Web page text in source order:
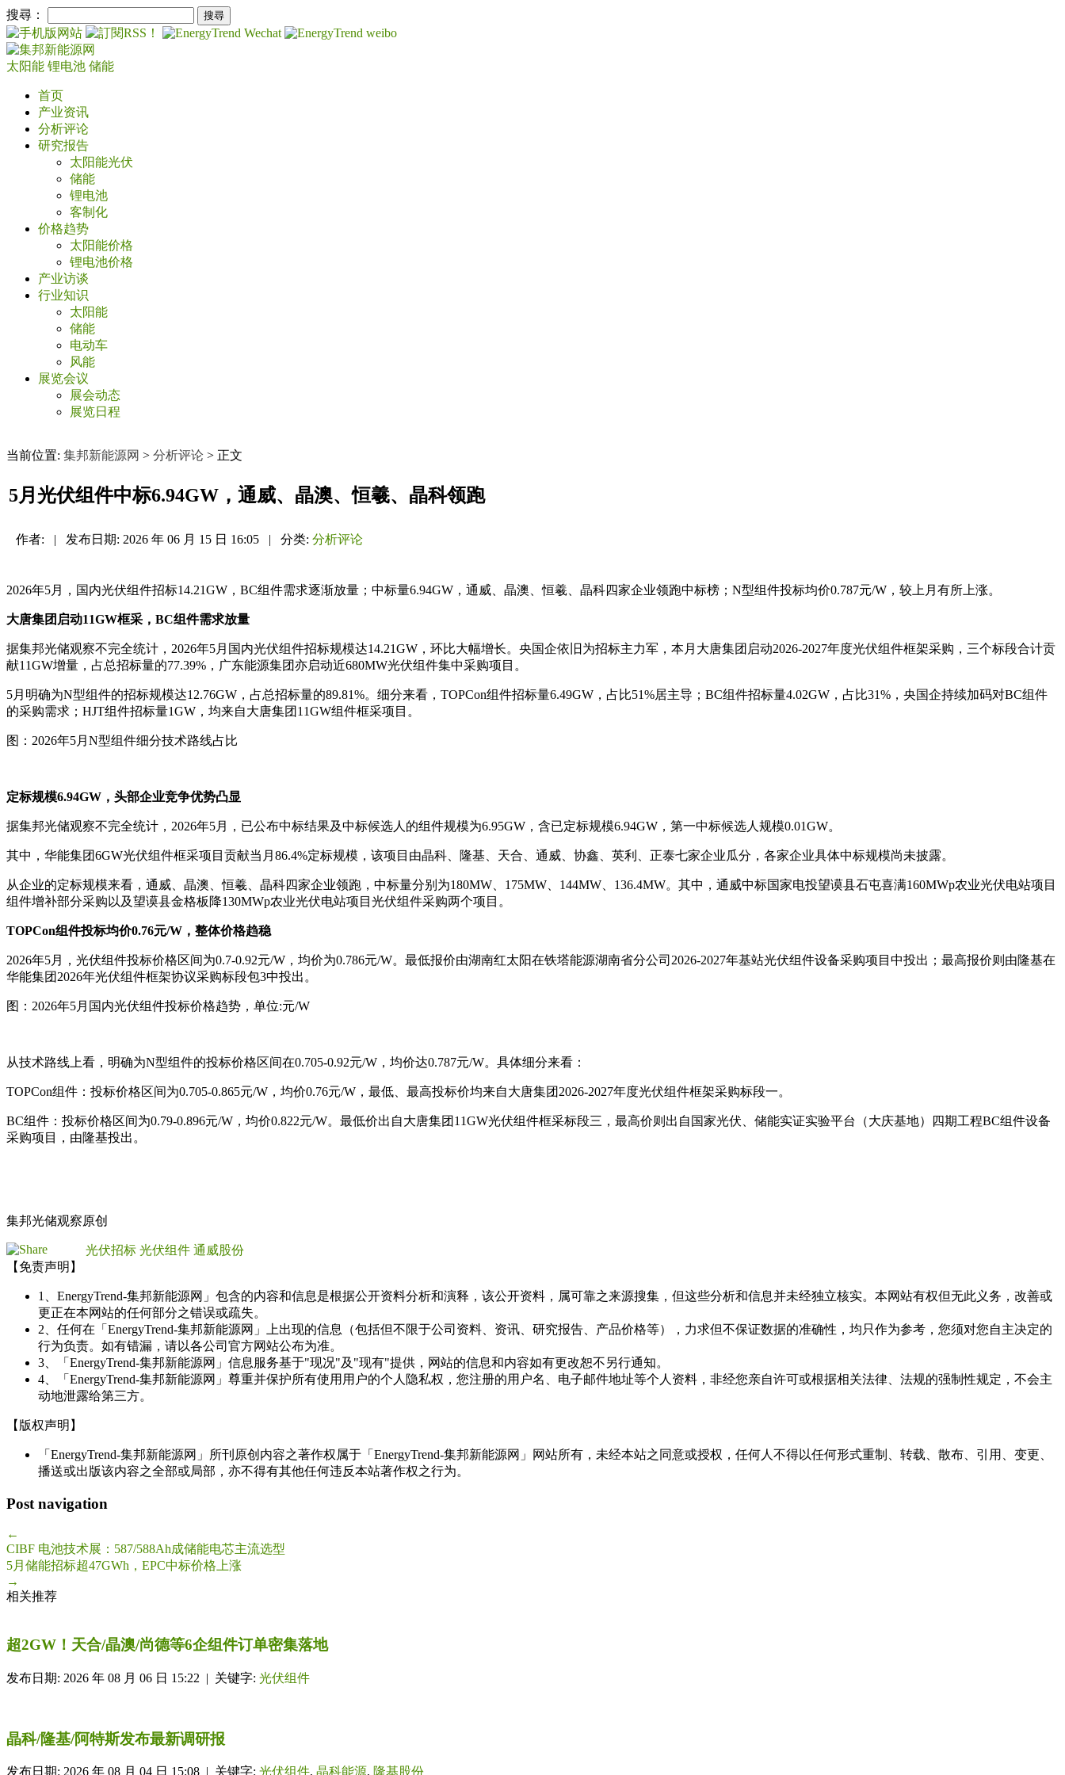
搜尋：
太阳能 锂电池 储能
首页
产业资讯
分析评论
研究报告
太阳能光伏
储能
锂电池
客制化
价格趋势
太阳能价格
锂电池价格
产业访谈
行业知识
太阳能
储能
电动车
风能
展览会议
展会动态
展览日程
当前位置: 集邦新能源网 > 分析评论 > 正文
5月光伏组件中标6.94GW，通威、晶澳、恒羲、晶科领跑
作者: | 发布日期: 2026 年 06 月 15 日 16:05 | 分类: 分析评论
2026年5月，国内光伏组件招标14.21GW，BC组件需求逐渐放量；中标量6.94GW，通威、晶澳、恒羲、晶科四家企业领跑中标榜；N型组件投标均价0.787元/W，较上月有所上涨。
大唐集团启动11GW框采，BC组件需求放量
据集邦光储观察不完全统计，2026年5月国内光伏组件招标规模达14.21GW，环比大幅增长。央国企依旧为招标主力军，本月大唐集团启动2026-2027年度光伏组件框架采购，三个标段合计贡
献11GW增量，占总招标量的77.39%，广东能源集团亦启动近680MW光伏组件集中采购项目。
5月明确为N型组件的招标规模达12.76GW，占总招标量的89.81%。细分来看，TOPCon组件招标量6.49GW，占比51%居主导；BC组件招标量4.02GW，占比31%，央国企持续加码对BC组件
的采购需求；HJT组件招标量1GW，均来自大唐集团11GW组件框采项目。
图：2026年5月N型组件细分技术路线占比
定标规模6.94GW，头部企业竞争优势凸显
据集邦光储观察不完全统计，2026年5月，已公布中标结果及中标候选人的组件规模为6.95GW，含已定标规模6.94GW，第一中标候选人规模0.01GW。
其中，华能集团6GW光伏组件框采项目贡献当月86.4%定标规模，该项目由晶科、隆基、天合、通威、协鑫、英利、正泰七家企业瓜分，各家企业具体中标规模尚未披露。
从企业的定标规模来看，通威、晶澳、恒羲、晶科四家企业领跑，中标量分别为180MW、175MW、144MW、136.4MW。其中，通威中标国家电投望谟县石屯喜满160MWp农业光伏电站项目
组件增补部分采购以及望谟县金格板降130MWp农业光伏电站项目光伏组件采购两个项目。
TOPCon组件投标均价0.76元/W，整体价格趋稳
2026年5月，光伏组件投标价格区间为0.7-0.92元/W，均价为0.786元/W。最低报价由湖南红太阳在铁塔能源湖南省分公司2026-2027年基站光伏组件设备采购项目中投出；最高报价则由隆基在
华能集团2026年光伏组件框架协议采购标段包3中投出。
图：2026年5月国内光伏组件投标价格趋势，单位:元/W
从技术路线上看，明确为N型组件的投标价格区间在0.705-0.92元/W，均价达0.787元/W。具体细分来看：
TOPCon组件：投标价格区间为0.705-0.865元/W，均价0.76元/W，最低、最高投标价均来自大唐集团2026-2027年度光伏组件框架采购标段一。
BC组件：投标价格区间为0.79-0.896元/W，均价0.822元/W。最低价出自大唐集团11GW光伏组件框采标段三，最高价则出自国家光伏、储能实证实验平台（大庆基地）四期工程BC组件设备
采购项目，由隆基投出。
集邦光储观察原创
光伏招标 光伏组件 通威股份
【免责声明】
1、EnergyTrend-集邦新能源网」包含的内容和信息是根据公开资料分析和演释，该公开资料，属可靠之来源搜集，但这些分析和信息并未经独立核实。本网站有权但无此义务，改善或
更正在本网站的任何部分之错误或疏失。
2、任何在「EnergyTrend-集邦新能源网」上出现的信息（包括但不限于公司资料、资讯、研究报告、产品价格等），力求但不保证数据的准确性，均只作为参考，您须对您自主决定的
行为负责。如有错漏，请以各公司官方网站公布为准。
3、「EnergyTrend-集邦新能源网」信息服务基于"现况"及"现有"提供，网站的信息和内容如有更改恕不另行通知。
4、「EnergyTrend-集邦新能源网」尊重并保护所有使用用户的个人隐私权，您注册的用户名、电子邮件地址等个人资料，非经您亲自许可或根据相关法律、法规的强制性规定，不会主
动地泄露给第三方。
【版权声明】
「EnergyTrend-集邦新能源网」所刊原创内容之著作权属于「EnergyTrend-集邦新能源网」网站所有，未经本站之同意或授权，任何人不得以任何形式重制、转载、散布、引用、变更、
播送或出版该内容之全部或局部，亦不得有其他任何违反本站著作权之行为。
Post navigation
←
CIBF 电池技术展：587/588Ah成储能电芯主流选型
5月储能招标超47GWh，EPC中标价格上涨
→
相关推荐
超2GW！天合/晶澳/尚德等6企组件订单密集落地
发布日期: 2026 年 08 月 06 日 15:22 | 关键字: 光伏组件
晶科/隆基/阿特斯发布最新调研报
发布日期: 2026 年 08 月 04 日 15:08 | 关键字: 光伏组件, 晶科能源, 隆基股份